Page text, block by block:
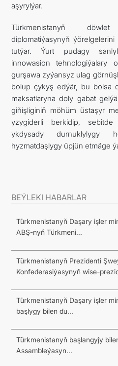
aşyrylýar.
Türkmenistanyň
diplomatiýasynyň
tutýar. Ýurt pudagy
innowasion tehnologiýalary
gurşawa zyýansyz ulag
bolup çykyş edýär, bu bolsa
maksatlaryna doly gabat
giňişliginiň möhüm üstaşyr
yzygiderli berkidip,
ykdysady durnuklylygy
hyzmatdaşlygy üpjün etmäge
BEÝLEKI HABARLAR
Türkmenistanyň Daşary işler
ABŞ-nyň Türkmeni...
Türkmenistanyň Prezidenti
Konfederasiýasynyň wise-
Türkmenistanyň Daşary işler
başlygy bilen du...
Türkmenistanyň başlangyjy
Assambleýasyn...